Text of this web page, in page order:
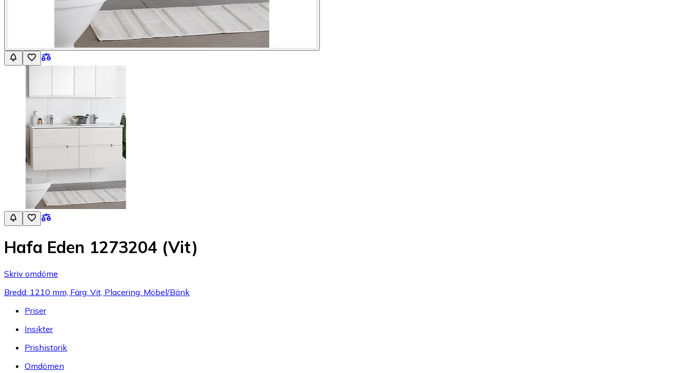
Hafa Eden 1273204 (Vit)
Skriv omdöme
Bredd: 1210 mm, Färg: Vit, Placering: Möbel/Bänk
Priser
Insikter
Prishistorik
Omdömen